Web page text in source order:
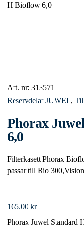
g
e
h
H Bioflow 6,0
Art. nr: 313571
Reservdelar JUWEL,
Phorax
6,0
Filterkasett Phorax
passar till Rio
165.00 kr
Phorax Juwel Standard